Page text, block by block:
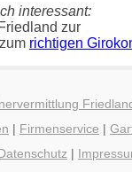
interessant:
zur
richtigen
| Firmenservice |
|